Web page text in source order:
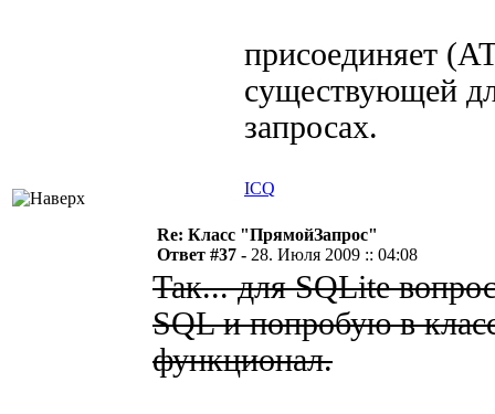
присоединяет
существующей
запросах.
ICQ
Re: Класс "ПрямойЗапрос"
Ответ #37 - 28. Июля 2009 :: 04:08
Так... для SQLite
SQL и попробую в
функционал.